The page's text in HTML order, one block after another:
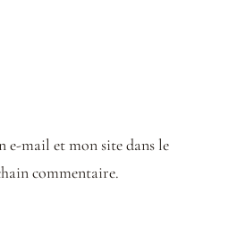
e-mail et mon site dans le
commentaire.